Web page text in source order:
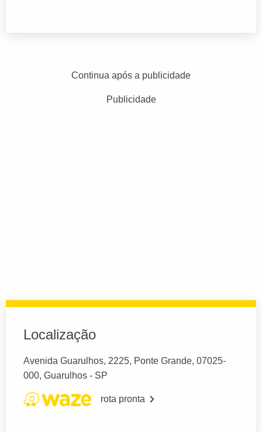
Continua após a publicidade
Publicidade
Localização
Avenida Guarulhos, 2225, Ponte Grande, 07025-
000, Guarulhos - SP
rota pronta